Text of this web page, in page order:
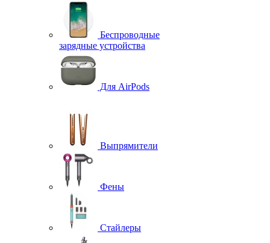
Беспроводные
зарядные устройства
Для AirPods
Выпрямители
Фены
Стайлеры